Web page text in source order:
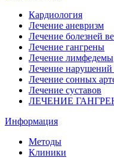
Кардиология
Лечение аневризм
Лечение болезней
Лечение гангрены
Лечение лимфедемы
Лечение нарушений
Лечение сонных
Лечение суставов
ЛЕЧЕНИЕ
Информация
Методы
Клиники